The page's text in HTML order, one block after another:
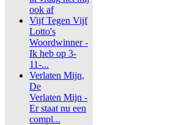
ook af
Vijf Tegen Vijf
Lotto's
Woordwinner -
Ik heb op 3-
11-...
Verlaten Mijn,
De
Verlaten Mijn -
Er staat nu een
compl...